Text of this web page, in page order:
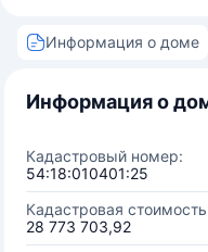
Информация о доме
Информация о
Кадастровый номер:
54:18:010401:25
Кадастровая
28 773 703,92